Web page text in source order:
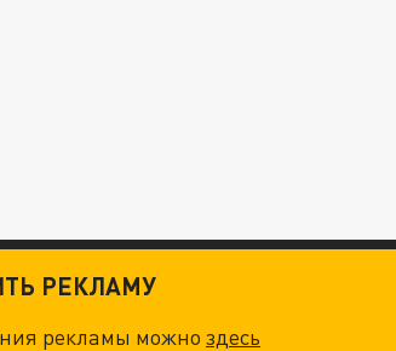
РЕКЛАМУ
рекламы можноздесь